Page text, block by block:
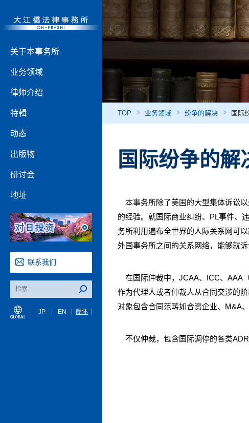
关于本事务所
业务领域
律师介绍
特輯
动态
出版物
研讨会
地址
联系我们
JP EN 簡体
TOP 业务领域 纷争的解决 国际
国际纷争的解
本事务所除了美国的大型集体诉讼
的经验。就国际商业纠纷、PL事件、
务所利用遍布全世界的人际关系网可
外国事务所之间的关系网络，能够就
在国际仲裁中，JCAA、ICC、AAA
作为代理人或者仲裁人从合同交涉的
对象包含合同范畴如合资企业、M&A
不仅仲裁，包含国际调停的各类